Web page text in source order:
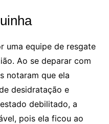
uma equipe de resgate
Ao se deparar com
notaram que ela
desidratação e
debilitado, a
pois ela ficou ao